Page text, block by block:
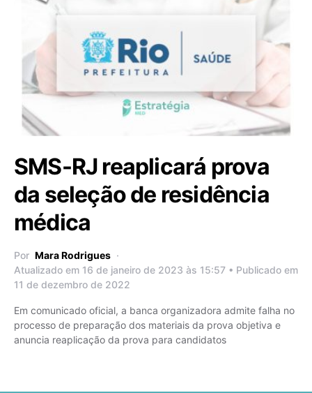
SMS-RJ reaplicará prova
da seleção de residência
médica
Por Mara Rodrigues
Atualizado em 16 de janeiro de 2023 às 15:57 • Publicado em
11 de dezembro de 2022
Em comunicado oficial, a banca organizadora admite falha no
processo de preparação dos materiais da prova objetiva e
anuncia reaplicação da prova para candidatos